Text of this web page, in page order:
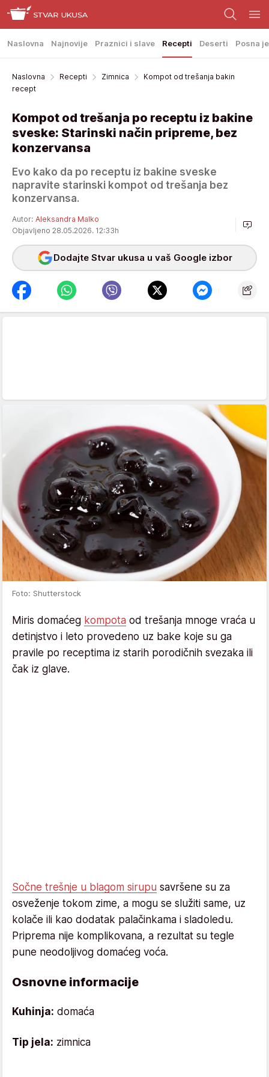
Naslovna Najnovije Praznici i slave Recepti Deserti Posna
Naslovna Recepti Zimnica
Kompot od trešanja bakin
recept
Kompot od trešanja po receptu iz bakine
sveske: Starinski način pripreme, bez
konzervansa
Evo kako da po receptu iz bakine sveske
napravite starinski kompot od trešanja bez
konzervansa.
Autor: Aleksandra Malko
Objavljeno 28.05.2026. 12:33h
Dodajte Stvar ukusa u vaš Google izbor
Foto: Shutterstock
Miris domaćeg kompota od trešanja mnoge vraća u
detinjstvo i leto provedeno uz bake koje su ga
pravile po receptima iz starih porodičnih svezaka ili
čak iz glave.
Sočne trešnje u blagom sirupu savršene su za
osveženje tokom zime, a mogu se služiti same, uz
kolače ili kao dodatak palačinkama i sladoledu.
Priprema nije komplikovana, a rezultat su tegle
pune neodoljivog domaćeg voća.
Osnovne informacije
Kuhinja: domaća
Tip jela: zimnica